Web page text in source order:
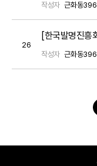
작성자 근화동396
26
작성자 근화동396